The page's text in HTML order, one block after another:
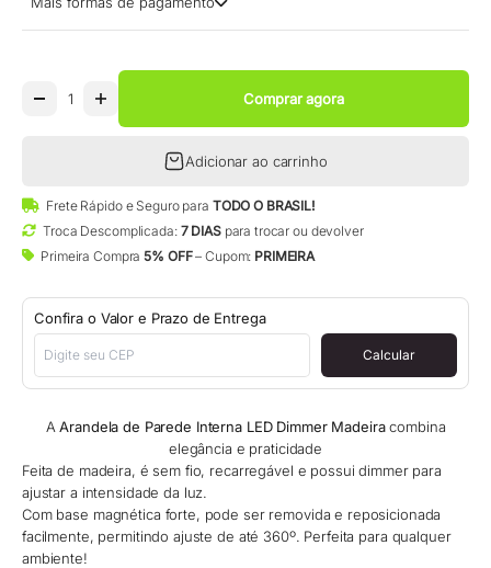
Comprar agora
Adicionar ao carrinho
Frete Rápido e Seguro para TODO O BRASIL!
Troca Descomplicada: 7 DIASpara trocar ou devolver
Primeira Compra5% OFF– Cupom: PRIMEIRA
Confira o Valor e Prazo de Entrega
Calcular
AArandela de Parede Interna LED Dimmer Madeiracombina
elegância e praticidade
Feita de madeira, é sem fio, recarregável e possui dimmer para
ajustar a intensidade da luz.
Com base magnética forte, pode ser removida e reposicionada
facilmente, permitindo ajuste de até 360º. Perfeita para qualquer
ambiente!